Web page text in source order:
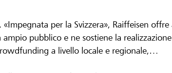
per la Svizzera», Raiffeisen offre
pubblico e ne sostiene la
a livello locale e regionale,